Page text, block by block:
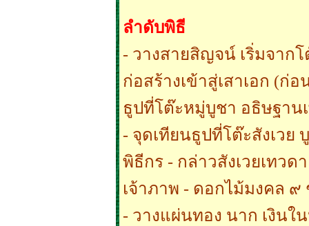
ลำดับพิธี
- วางสายสิญจน์ เริ่มจาก
ก่อสร้างเข้าสู่เสาเอก (ก่
ธูปที่โต๊ะหมู่บูชา อธิษฐาน
- จุดเทียนธูปที่โต๊ะสังเวย
พิธีกร - กล่าวสังเวยเทวดา
เจ้าภาพ - ดอกไม้มงคล
- วางแผ่นทอง นาก เงินใ